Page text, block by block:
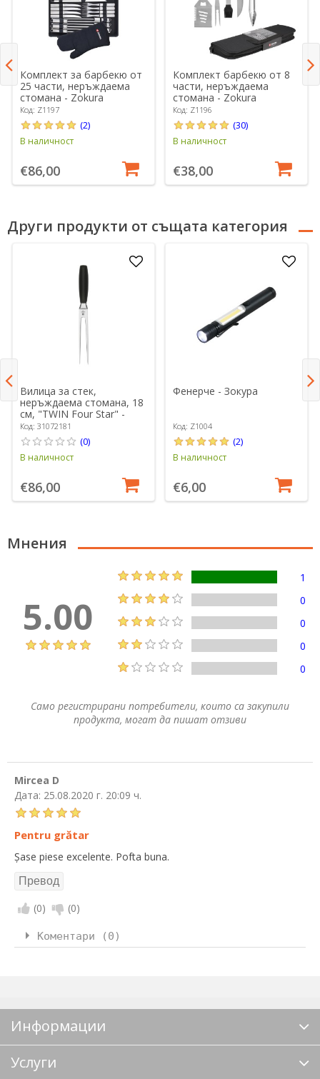
Комплект за барбекю от
25 части, неръждаема
стомана - Zokura
Код: Z1197
(2)
В наличност
€86,00
Комплект барбекю от 8
части, неръждаема
стомана - Zokura
Код: Z1196
(30)
В наличност
€38,00
Други продукти от същата категория
Вилица за стек,
неръждаема стомана, 18
см, "TWIN Four Star" -
Zwilling
Код: 31072181
(0)
В наличност
€86,00
Фенерче - Зокура
Код: Z1004
(2)
В наличност
€6,00
Мнения
5.00
1
0
0
0
0
Само регистрирани потребители, които са закупили
продукта, могат да пишат отзиви
Mircea D
Дата: 25.08.2020 г. 20:09 ч.
Pentru grătar
Șase piese excelente. Pofta buna.
(0) (0)
Коментари (0)
Информации
Услуги